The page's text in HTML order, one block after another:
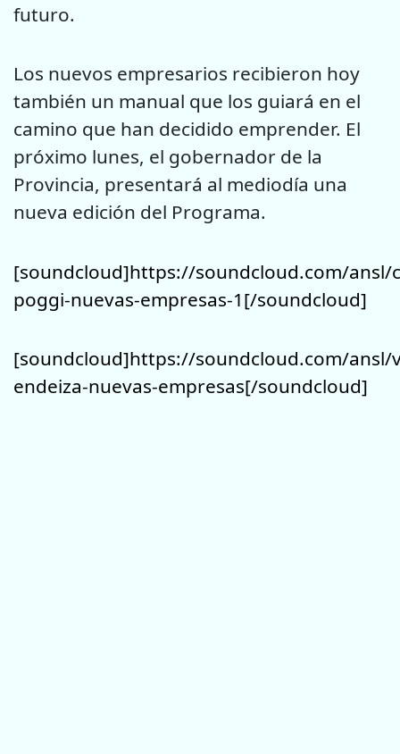
futuro.
Los nuevos empresarios recibieron hoy
también un manual que los guiará en el
camino que han decidido emprender. El
próximo lunes, el gobernador de la
Provincia, presentará al mediodía una
nueva edición del Programa.
[soundcloud]https://soundcloud.com/ansl/
poggi-nuevas-empresas-1[/soundcloud]
[soundcloud]https://soundcloud.com/ansl/
endeiza-nuevas-empresas[/soundcloud]